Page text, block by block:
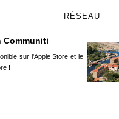
RÉSEAU
sur l'Apple Store et le
!